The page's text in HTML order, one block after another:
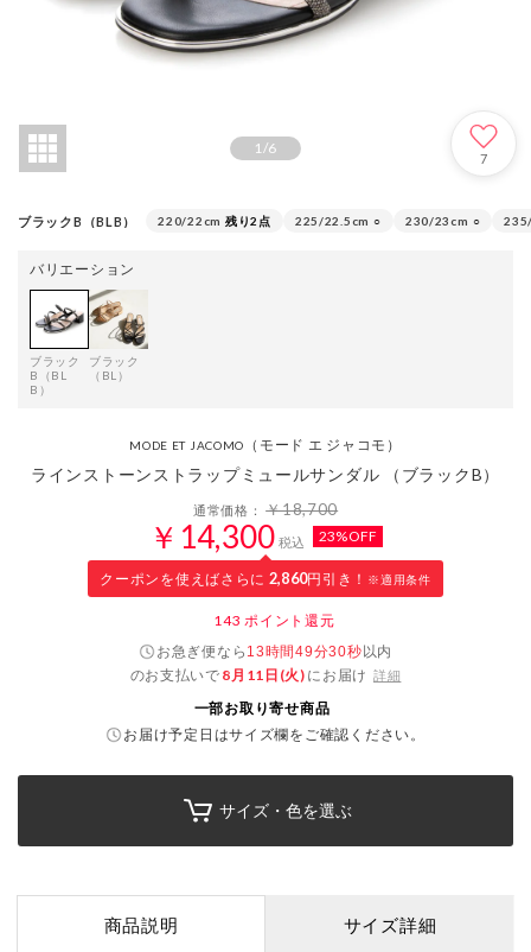
1/6
7
ブラックB（BLB） 220/22cm 残り2点 225/22.5cm ○ 230/23cm ○
バリエーション
ブラック
B（BL
B）
ブラック
（BL）
MODE ET JACOMO （モード エ ジャコモ）
ラインストーンストラップミュールサンダル （ブラックB）
通常価格：￥18,700
￥14,300 税込 23%OFF
クーポンを使えばさらに 2,860円引き！ ※適用条件
143 ポイント還元
お急ぎ便なら 13時間49分29秒以内
のお支払いで 8月11日(火) にお届け 詳細
一部お取り寄せ商品
お届け予定日はサイズ欄をご確認ください。
サイズ・色を選ぶ
商品説明 サイズ詳細